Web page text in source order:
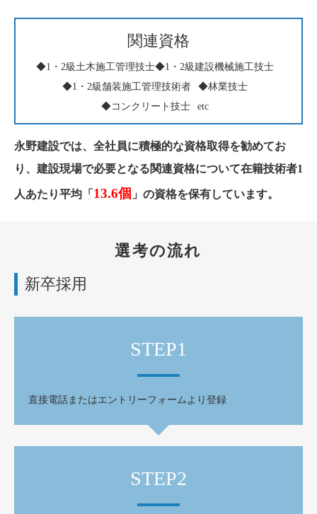
関連資格
◆1・2級土木施工管理技士◆1・2級建設機械施工技士
◆1・2級舗装施工管理技術者
◆林業技士
◆コンクリート技士
etc
永野建設では、全社員に積極的な資格取得を勧めてお
り、建設現場で必要となる関連資格について在籍技術者1
人あたり平均「13.6個 」の資格を保有しています。
選考の流れ
新卒採用
STEP1
直接電話またはエントリーフォームより登録
STEP2